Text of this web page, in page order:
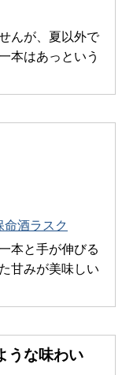
んが、夏以外で
本はあっという
命酒ラスク
本と手が伸びる
甘みが美味しい
うな味わい